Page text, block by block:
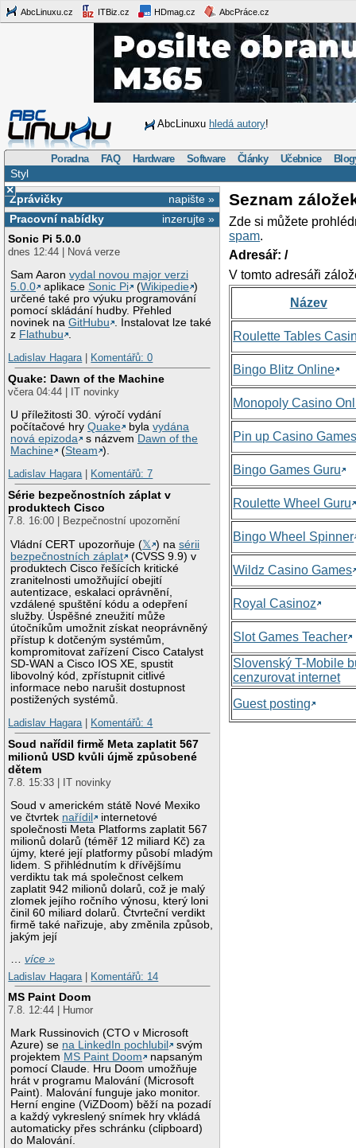
AbcLinuxu.cz ITBiz.cz HDmag.cz AbcPráce.cz
AbcLinuxu hledá autory!
Poradna FAQ Hardware Software Články Učebnice
Styl
×
napište »
Zprávičky
inzerujte »
Pracovní nabídky
Sonic Pi 5.0.0
dnes 12:44 | Nová verze
Sam Aaronvydal novou major verzi
5.0.0
aplikaceSonic Pi (Wikipedie )
určené také pro výuku programování
pomocí skládání hudby. Přehled
novinek naGitHubu
. Instalovat lze také
z Flathubu
Ladislav Hagara| Komentářů: 0
Quake: Dawn of the Machine
včera 04:44 | IT novinky
U příležitosti 30. výročí vydání
počítačové hryQuake bylavydána
nová epizoda
s názvem Dawn of the
Machine
(Steam ).
Ladislav Hagara| Komentářů: 7
Série bezpečnostních záplat v
produktech Cisco
7.8. 16:00 | Bezpečnostní upozornění
Vládní CERT upozorňuje (𝕏 ) nasérii
bezpečnostních záplat
(CVSS 9.9) v
produktech Cisco řešících kritické
zranitelnosti umožňující obejití
autentizace, eskalaci oprávnění,
vzdálené spuštění kódu a odepření
služby. Úspěšné zneužití může
útočníkům umožnit získat neoprávněný
přístup k dotčeným systémům,
kompromitovat zařízení Cisco Catalyst
SD-WAN a Cisco IOS XE, spustit
libovolný kód, zpřístupnit citlivé
informace nebo narušit dostupnost
postižených systémů.
Ladislav Hagara| Komentářů: 4
Soud nařídil firmě Meta zaplatit 567
milionů USD kvůli újmě způsobené
dětem
7.8. 15:33 | IT novinky
Soud v americkém státě Nové Mexiko
ve čtvrtek nařídil
internetové
společnosti Meta Platforms zaplatit 567
milionů dolarů (téměř 12 miliard Kč) za
újmy, které její platformy působí mladým
lidem. S přihlédnutím k dřívějšímu
verdiktu tak má společnost celkem
zaplatit 942 milionů dolarů, což je malý
zlomek jejího ročního výnosu, který loni
činil 60 miliard dolarů. Čtvrteční verdikt
firmě také nařizuje, aby změnila způsob,
jakým její
…více »
Ladislav Hagara
Komentářů: 14
MS Paint Doom
7.8. 12:44 | Humor
Mark Russinovich (CTO v Microsoft
Azure) se na LinkedIn pochlubil
svým
projektem MS Paint Doom
napsaným
pomocí Claude. Hru Doom umožňuje
hrát v programu Malování (Microsoft
Paint). Malování funguje jako monitor.
Herní engine (ViZDoom) běží na pozadí
a každý vykreslený snímek hry vkládá
automaticky přes schránku (clipboard)
do Malování.
Seznam
Zde si můžete
spam.
Adresář: /
V tomto adresáři
Název
Roulette Tables
Bingo Blitz Online
Monopoly Casino
Pin up Casino
Bingo Games Guru
Roulette Wheel Guru
Bingo Wheel Spinner
Wildz Casino Games
Royal Casinoz
Slot Games Teacher
Slovenský T-Mobile
cenzurovat internet
Guest posting